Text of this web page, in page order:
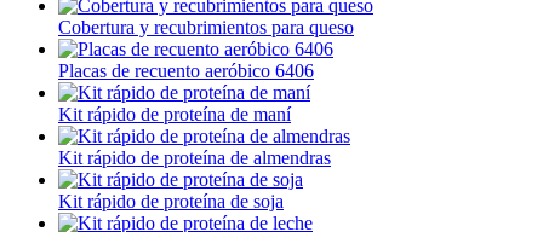
Cobertura y recubrimientos para queso
Placas de recuento aeróbico 6406
Kit rápido de proteína de maní
Kit rápido de proteína de almendras
Kit rápido de proteína de soja